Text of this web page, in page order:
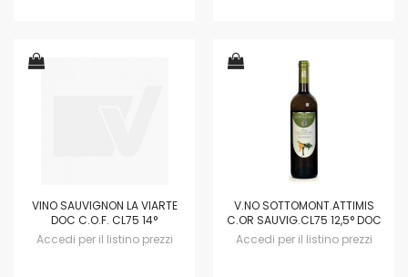
VINO SAUVIGNON LA VIARTE
DOC C.O.F. CL75 14°
Accedi per il listino prezzi
V.NO SOTTOMONT.ATTIMIS
C.OR SAUVIG.CL75 12,5° DOC
Accedi per il listino prezzi